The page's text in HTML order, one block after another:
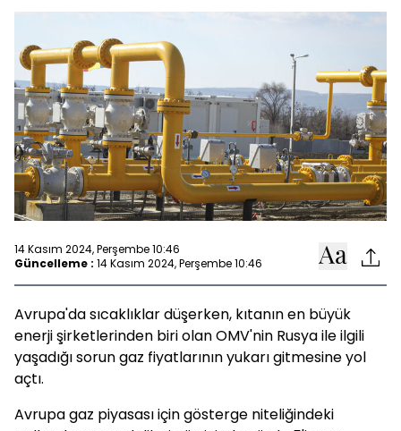
14 Kasım 2024, Perşembe 10:46
Güncelleme : 14 Kasım 2024, Perşembe 10:46
Avrupa'da sıcaklıklar düşerken, kıtanın en büyük
enerji şirketlerinden biri olan OMV'nin Rusya ile ilgili
yaşadığı sorun gaz fiyatlarının yukarı gitmesine yol
açtı.
Avrupa gaz piyasası için gösterge niteliğindeki